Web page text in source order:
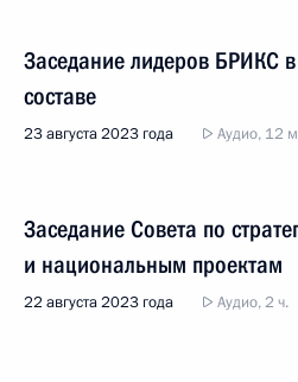
Заседание лидеров БРИКС
составе
23 августа 2023 года Аудио, 12
Заседание Совета по
и национальным проектам
22 августа 2023 года Аудио, 2 ч.